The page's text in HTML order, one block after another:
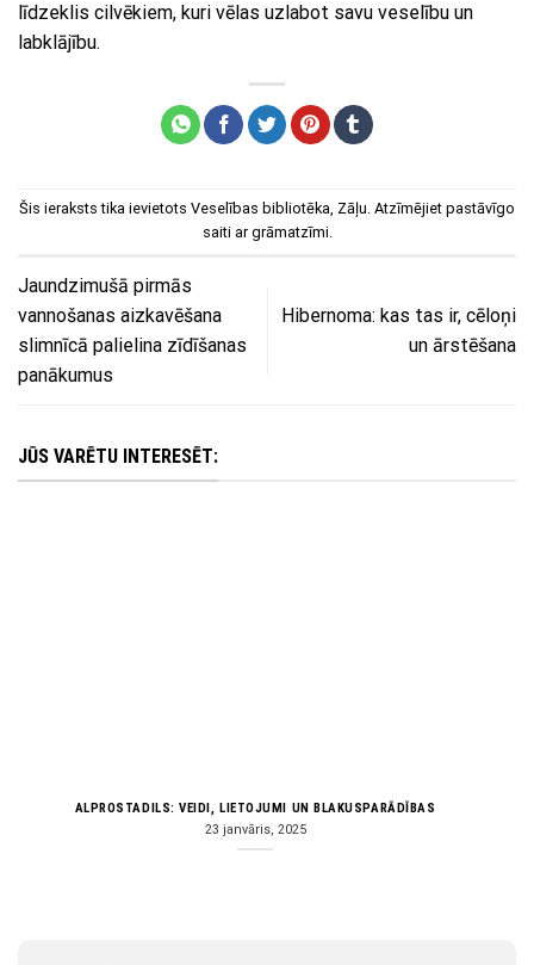
līdzeklis cilvēkiem, kuri vēlas uzlabot savu veselību un
labklājību.
Šis ieraksts tika ievietots Veselības bibliotēka, Zāļu. Atzīmējiet pastāvīgo
saitiar grāmatzīmi.
Jaundzimušā pirmās
vannošanas aizkavēšana
slimnīcā palielina zīdīšanas
panākumus
Hibernoma: kas tas ir, cēloņi
un ārstēšana
JŪS VARĒTU INTERESĒT:
ALPROSTADILS: VEIDI, LIETOJUMI UN BLAKUSPARĀDĪBAS
23 janvāris, 2025